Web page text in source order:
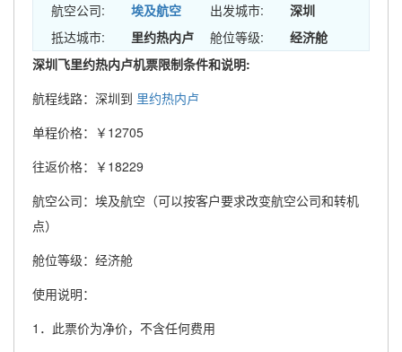
航空公司:
埃及航空 出发城市:
深圳
抵达城市:
里约热内卢 舱位等级:
经济舱
深圳飞里约热内卢机票限制条件和说明:
航程线路：深圳到 里约热内卢
单程价格：￥12705
往返价格：￥18229
航空公司：埃及航空（可以按客户要求改变航空公司和转机
点）
舱位等级：经济舱
使用说明：
1．此票价为净价，不含任何费用